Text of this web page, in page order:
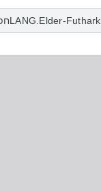
חפש בגוגל בLANG.Elder-Futhark